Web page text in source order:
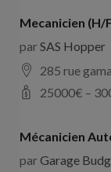
Mecanicien (H/
parSAS Hopper
285 rue
25000€ –
Mécanicien
parGarage